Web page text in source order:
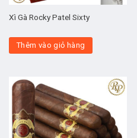
Xì Gà Rocky Patel Sixty
Thêm vào giỏ hàng